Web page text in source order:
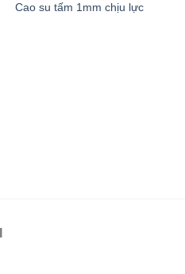
Cao su tấm 1mm chịu lực